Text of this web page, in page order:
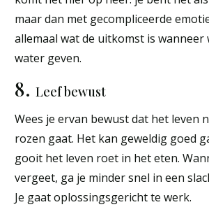
maar dan met gecompliceerde
allemaal wat de uitkomst is wanneer
water geven.
8. Leef bewust
Wees je ervan bewust dat het leven
rozen gaat. Het kan geweldig goed
gooit het leven roet in het eten.
vergeet, ga je minder snel in een
Je gaat oplossingsgericht te werk.